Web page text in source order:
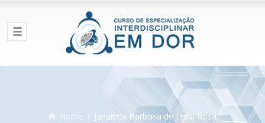
Home Janailma Barbosa de Lima Rosa